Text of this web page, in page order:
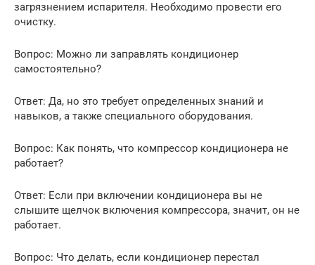
загрязнением испарителя. Необходимо провести его
очистку.
Вопрос: Можно ли заправлять кондиционер
самостоятельно?
Ответ: Да, но это требует определенных знаний и
навыков, а также специального оборудования.
Вопрос: Как понять, что компрессор кондиционера не
работает?
Ответ: Если при включении кондиционера вы не
слышите щелчок включения компрессора, значит, он не
работает.
Вопрос: Что делать, если кондиционер перестал